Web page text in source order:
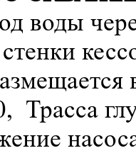
воды
Трасса